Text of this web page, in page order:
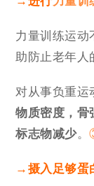
力量训练运动
助防止老年人
对从事负重运
物质密度，骨
标志物减少。
→摄入足够蛋